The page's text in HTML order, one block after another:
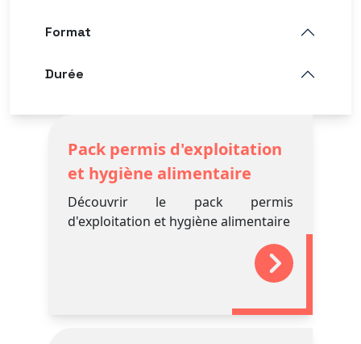
Format
Durée
Pack permis d'exploitation
et hygiène alimentaire
Découvrir le pack permis
d'exploitation et hygiène alimentaire